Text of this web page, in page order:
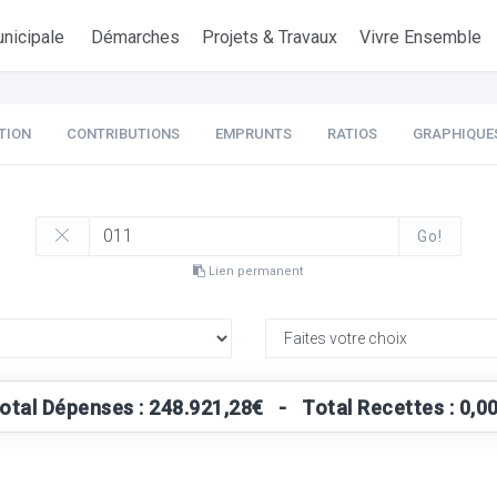
Démarches Projets & Travaux Vivre Ensemble
CONTRIBUTIONS EMPRUNTS RATIOS
Go!
Lien permanent
Dépenses : 248.921,28€ - Total Recettes :